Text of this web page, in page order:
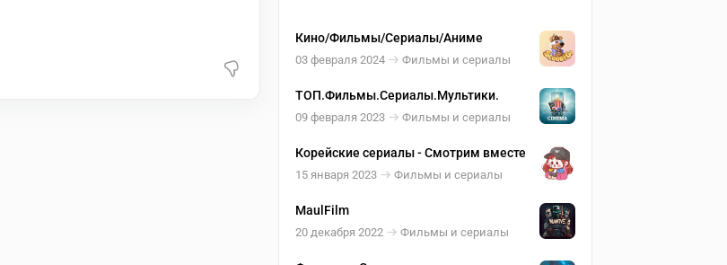
Кино/Фильмы/Сериалы/Аниме
03 февраля 2024 Фильмы и сериалы
ТОП.Фильмы.Сериалы.Мультики.
09 февраля 2023 Фильмы и сериалы
Корейские сериалы - Смотрим вместе
15 января 2023 Фильмы и сериалы
MaulFilm
20 декабря 2022 Фильмы и сериалы